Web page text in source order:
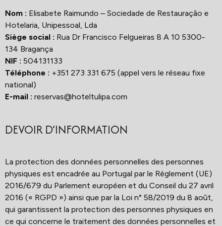
Nom : Elisabete Raimundo – Sociedade de Restauração e
Hotelaria, Unipessoal, Lda
Siège social : Rua Dr Francisco Felgueiras 8 A 10 5300-
134 Bragança
NIF : 504131133
Téléphone : +351 273 331 675 (appel vers le réseau fixe
national)
E-mail : reservas@hoteltulipa.com
DEVOIR D’INFORMATION
La protection des données personnelles des personnes
physiques est encadrée au Portugal par le Règlement (UE)
2016/679 du Parlement européen et du Conseil du 27 avril
2016 (« RGPD ») ainsi que par la Loi n° 58/2019 du 8 août,
qui garantissent la protection des personnes physiques en
ce qui concerne le traitement des données personnelles et